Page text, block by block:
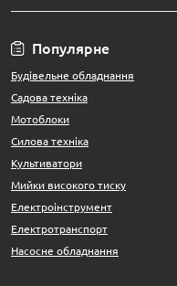
Популярне
Будівельне обладнання
Садова техніка
Мотоблоки
Силова техніка
Культиватори
Мийки високого тиску
Електроінструмент
Електротранспорт
Насосне обладнання